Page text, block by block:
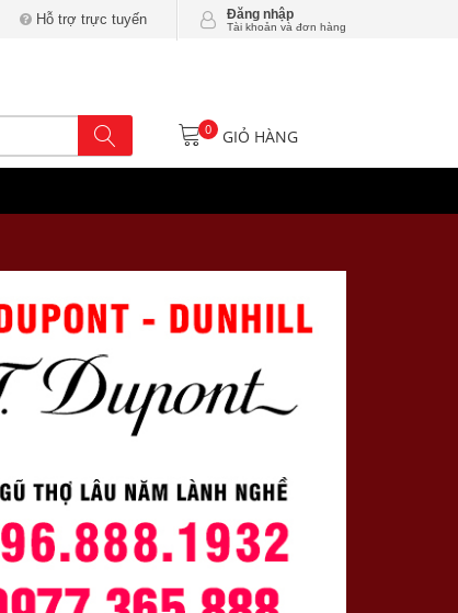
Hỗ trợ trực tuyến Đăng nhập
Tài khoản và đơn hàng
0 GIỎ HÀNG